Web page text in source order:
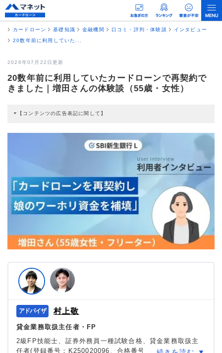
カードローン 基礎知識 金融機関 口コミ・評判・体験談
インタビュー
20数年前に利用していた...
2026年07月22日更新
20数年前に利用していたカードローンで再契約で
きました｜増田さんの体験談（55歳・女性）
【コンテンツの広告表記に関して】
すると弊社に対して企業から紹介報酬が支払われるという収益モデルです。 た
だし、特定の商品を根拠なくPRするものではなく、当編集部の調査／ユーザー
への口コミ収集などに基づき、公平性を担保した情報提供を行っています。
村上敬
貸金業務取扱主任者・FP
2級FP技能士、証券外務員一種試験合格、貸金業務取扱主
任者(登録番号：K250020096、合格番号：第F241000177